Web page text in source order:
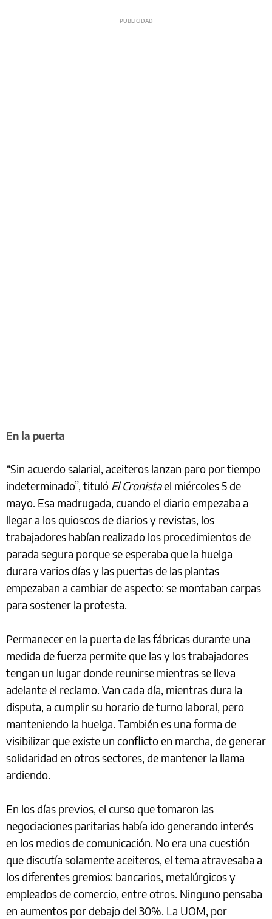
En la puerta
“Sin acuerdo salarial, aceiteros lanzan paro por tiempo
indeterminado”, tituló El Cronistael miércoles 5 de
mayo. Esa madrugada, cuando el diario empezaba a
llegar a los quioscos de diarios y revistas, los
trabajadores habían realizado los procedimientos de
parada segura porque se esperaba que la huelga
durara varios días y las puertas de las plantas
empezaban a cambiar de aspecto: se montaban carpas
para sostener la protesta.
Permanecer en la puerta de las fábricas durante una
medida de fuerza permite que las y los trabajadores
tengan un lugar donde reunirse mientras se lleva
adelante el reclamo. Van cada día, mientras dura la
disputa, a cumplir su horario de turno laboral, pero
manteniendo la huelga. También es una forma de
visibilizar que existe un conflicto en marcha, de generar
solidaridad en otros sectores, de mantener la llama
ardiendo.
En los días previos, el curso que tomaron las
negociaciones paritarias había ido generando interés
en los medios de comunicación. No era una cuestión
que discutía solamente aceiteros, el tema atravesaba a
los diferentes gremios: bancarios, metalúrgicos y
empleados de comercio, entre otros. Ninguno pensaba
en aumentos por debajo del 30%. La UOM, por